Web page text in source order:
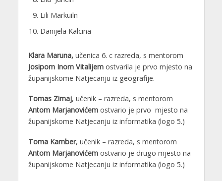
Lili Markuiln
Danijela Kalcina
Klara Maruna, učenica 6. c razreda, s mentorom
Josipom Inom Vitalijemostvarila je prvo mjesto na
županijskome Natjecanju iz geografije.
Tomas Zimaj, učenik – razreda, s mentorom
Antom Marjanovićemostvario je prvo mjesto na
županijskome Natjecanju iz informatika (logo 5.)
Toma Kamber, učenik – razreda, s mentorom
Antom Marjanovićemostvario je drugo mjesto na
županijskome Natjecanju iz informatika (logo 5.)